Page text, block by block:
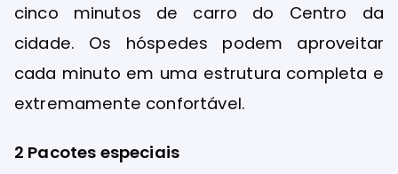
cinco minutos de carro do Centro da
cidade. Os hóspedes podem aproveitar
cada minuto em uma estrutura completa e
extremamente confortável.
2 Pacotes especiais